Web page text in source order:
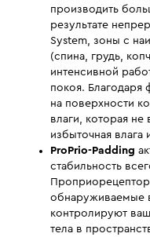
производить
результате
System, зоны с
(спина, грудь,
интенсивной
покоя. Благодаря
на поверхности
влаги, которая не
избыточная влага
ProPrio-Padding
стабильность
обнаруживаемые
контролируют
тела в